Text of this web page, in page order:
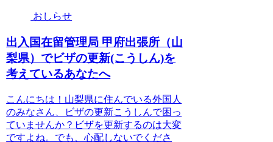
おしらせ
出入国在留管理局 甲府出張所（山
梨県）でビザの更新(こうしん)を
考えているあなたへ
こんにちは！山梨県に住んでいる外国人
のみなさん、ビザの更新こうしんで困っ
ていませんか？ビザを更新するのは大変
ですよね。でも、心配しないでくださ